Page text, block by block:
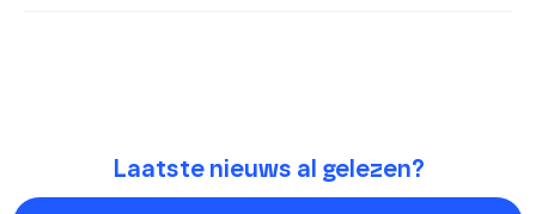
Laatste nieuws al gelezen?